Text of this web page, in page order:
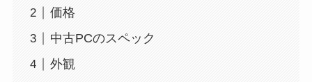
価格
中古PCのスペック
外観